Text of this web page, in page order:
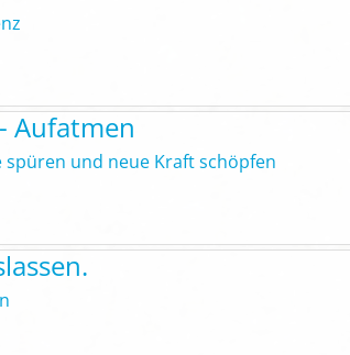
Aufatmen
und neue Kraft schöpfen